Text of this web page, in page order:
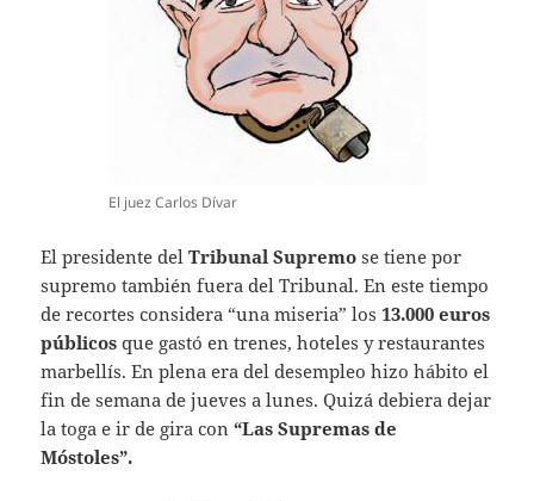
El juez Carlos Dívar
El presidente delTribunal Supremo se tiene por
supremo también fuera del Tribunal. En este tiempo
de recortes considera “una miseria” los13.000 euros
públicosque gastó en trenes, hoteles y restaurantes
marbellís. En plena era del desempleo hizo hábito el
fin de semana de jueves a lunes. Quizá debiera dejar
la toga e ir de gira con“Las Supremas de
Móstoles”.